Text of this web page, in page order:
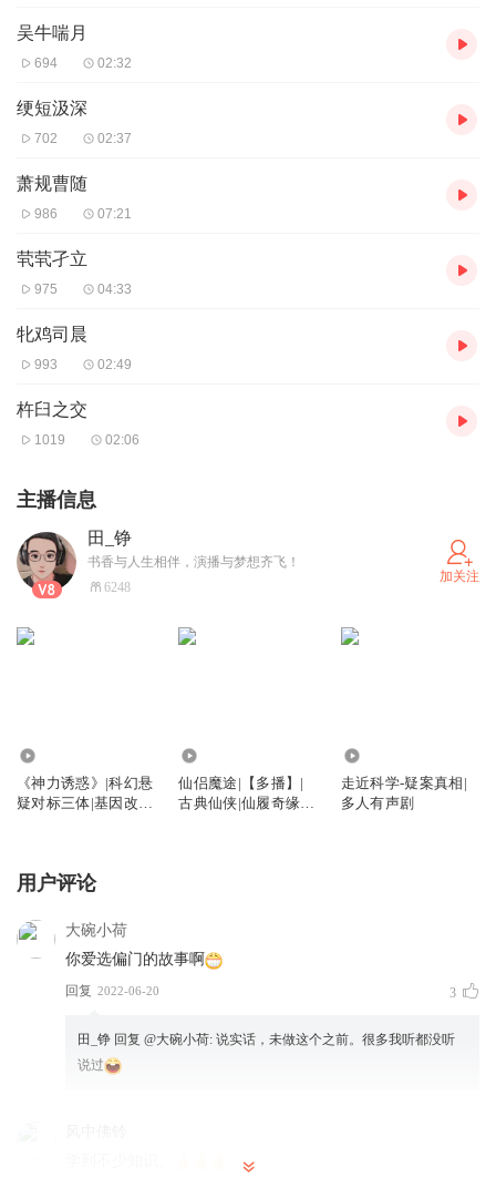
吴牛喘月
694 02:32
绠短汲深
702 02:37
萧规曹随
986 07:21
茕茕孑立
975 04:33
牝鸡司晨
993 02:49
杵臼之交
1019 02:06
主播信息
田_铮
书香与人生相伴，演播与梦想齐飞！
6248
加关注
《神力诱惑》|科幻悬
疑对标三体|基因改造
仙侣魔途|【多播】|
古典仙侠|仙履奇缘|
走近科学-疑案真相|
多人有声剧
用户评论
大碗小荷
你爱选偏门的故事啊
回复 2022-06-20 3
田_铮 回复 @大碗小荷: 说实话，未做这个之前。很多我听都没听
说过